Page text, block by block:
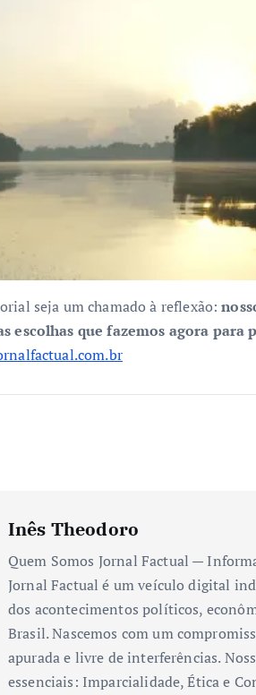
seja um chamado à reflexão:
escolhas que fazemos agora para
Inês Theodoro
Quem Somos Jornal Factual —
Jornal Factual é um veículo digital
dos acontecimentos políticos,
Brasil. Nascemos com um
apurada e livre de interferências.
essenciais: Imparcialidade, Ética e